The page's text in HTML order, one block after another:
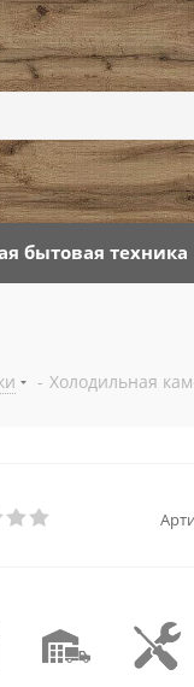
бытовая техника
- Холодильная